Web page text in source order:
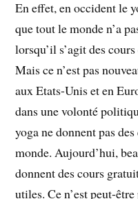
En effet, en occident le
que tout le monde n’a
lorsqu’il s’agit des
Mais ce n’est pas
aux Etats-Unis et en
dans une volonté
yoga ne donnent pas
monde. Aujourd’hui,
donnent des cours
utiles. Ce n’est peut-